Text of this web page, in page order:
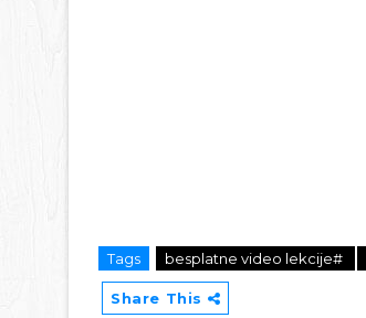
Tags besplatne video lekcije#
Share This